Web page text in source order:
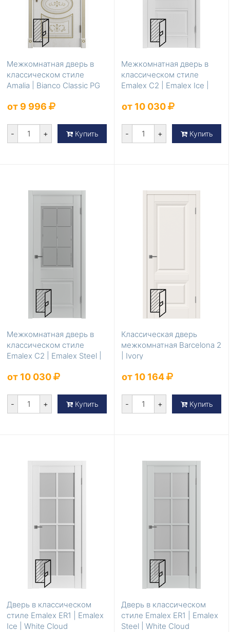
Межкомнатная дверь в
классическом стиле
Amalia | Bianco Classic PG
от 9 996
- + Купить
Межкомнатная дверь в
классическом стиле
Emalex C2 | Emalex Ice |
от 10 030
- + Купить
Межкомнатная дверь в
классическом стиле
Emalex C2 | Emalex Steel |
от 10 030
- + Купить
Классическая дверь
межкомнатная Barcelona 2
| Ivory
от 10 164
- + Купить
Дверь в классическом
стиле Emalex ER1 | Emalex
Ice | White Cloud
Дверь в классическом
стиле Emalex ER1 | Emalex
Steel | White Cloud